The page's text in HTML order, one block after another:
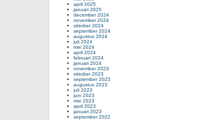
april 2025
januari 2025
december 2024
november 2024
oktober 2024
september 2024
augustus 2024
juli 2024
mei 2024
april 2024
februari 2024
januari 2024
november 2023
oktober 2023
september 2023
augustus 2023
juli 2023
juni 2023
mei 2023
april 2023
januari 2023
september 2022